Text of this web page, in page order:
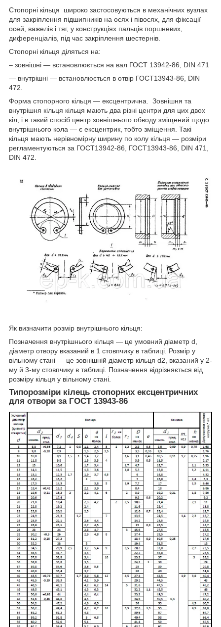
Стопорні кільця широко застосовуються в механічних вузлах
для закріплення підшипників на осях і півосях, для фіксації
осей, важелів і тяг, у конструкціях пальців поршневих,
диференціалів, під час закріплення шестернів.
Стопорні кільця діляться на:
– зовнішні — встановлюється на вал ГОСТ 13942-86, DIN 471
— внутрішні — встановлюється в отвір ГОСТ13943-86, DIN
472.
Форма стопорного кільця — ексцентрична. Зовнішня та
внутрішня кільця кільця мають два різні центри для цих двох
кіл, і в такий спосіб центр зовнішнього обводу зміщений щодо
внутрішнього кола — є ексцентрик, тобто зміщення. Такі
кільця мають нерівномірну ширину по колу кільця — розміри
регламентуються за ГОСТ13942-86, ГОСТ13943-86, DIN 471,
DIN 472.
Як визначити розмір внутрішнього кільця:
Позначення внутрішнього кільця — це умовний діаметр d,
діаметр отвору вказаний в 1 стовпчику в таблиці. Розмір у
вільному стані — це зовнішній діаметр кільця d2, вказаний у 2-
му й 3-му стовпчику в таблиці. Позначення відрізняється від
розміру кільця у вільному стані.
Типорозміри кілець стопорних ексцентричних
для отвори за ГОСТ 13943-86